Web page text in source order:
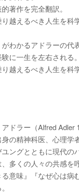
著作を完全翻訳。
越えるべき人生を科
がわかるアドラーの代
に一生を左右される
越えるべき人生を科
ドラー（Alfred Adler
の精神科医、心理学
ングとともに現代の
多くの人々の共感を
意味』『なぜ心は病